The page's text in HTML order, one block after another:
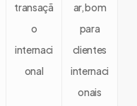
transaçã
o
internaci
onal
ar, bom
para
clientes
internaci
onais